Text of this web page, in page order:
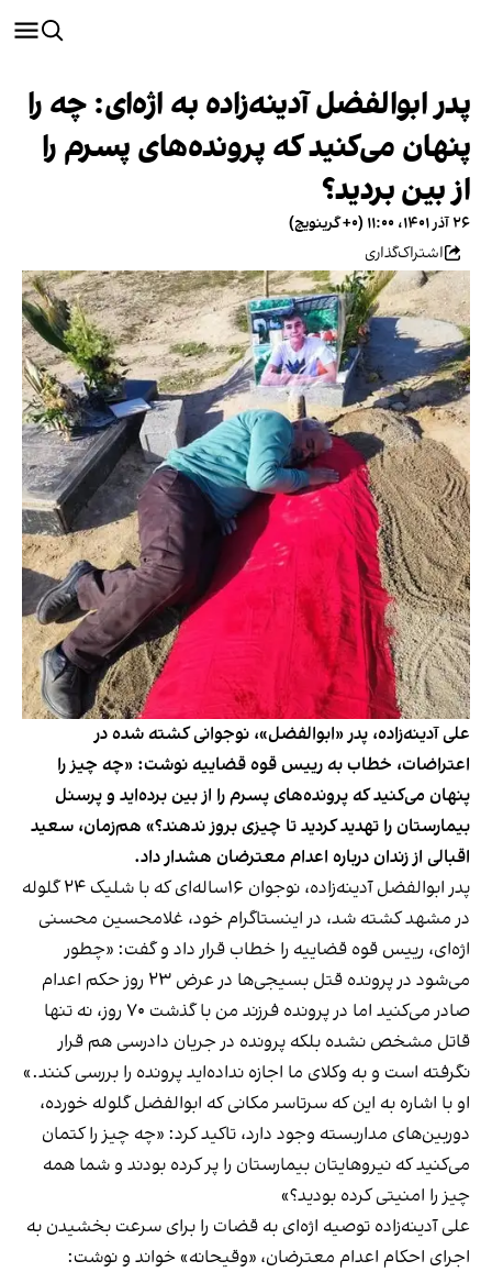
پدر ابوالفضل آدینه‌زاده به اژه‌ای: چه را
پنهان می‌کنید که پرونده‌های پسرم را
از بین بردید؟
۲۶ آذر ۱۴۰۱، ۱۱:۰۰ (‎+۰ گرینویچ)
اشتراک‌گذاری
علی آدینه‌زاده، پدر «ابوالفضل»، نوجوانی کشته‌ شده در
اعتراضات، خطاب به رییس قوه قضاییه نوشت: «چه چیز را
پنهان می‌کنید که پرونده‌های پسرم را از بین برده‌اید و پرسنل
بیمارستان را تهدید کردید تا چیزی بروز ندهند؟» هم‌زمان، سعید
اقبالی از زندان درباره اعدام معترضان هشدار داد.
پدر ابوالفضل آدینه‌زاده، نوجوان ۱۶ساله‌ای که با شلیک ۲۴ گلوله
در مشهد کشته شد، در اینستاگرام خود، غلامحسین محسنی‌
اژه‌ای، رییس قوه قضاییه را خطاب قرار داد و گفت: «چطور
می‌شود در پرونده قتل بسیجی‌ها در عرض ۲۳ روز حکم اعدام
صادر می‌کنید اما در پرونده فرزند من با گذشت ۷۰ روز، نه‌ تنها
قاتل مشخص نشده بلکه پرونده در جریان دادرسی هم قرار
نگرفته است و به وکلای ما اجازه نداده‌اید پرونده را بررسی کنند.»
او با اشاره به این که سرتاسر مکانی که ابوالفضل گلوله خورده،
دوربین‌های مداربسته وجود دارد، تاکید کرد: «چه چیز را کتمان
می‌کنید که نیروهایتان بیمارستان را پر کرده بودند و شما همه
چیز را امنیتی کرده بودید؟»
علی آدینه‌زاده توصیه اژه‌ای به قضات را برای سرعت بخشیدن به
اجرای احکام اعدام معترضان، «وقیحانه» خواند و نوشت: